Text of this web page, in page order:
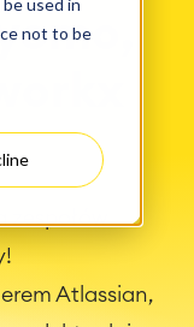
not to be
Atlassian,